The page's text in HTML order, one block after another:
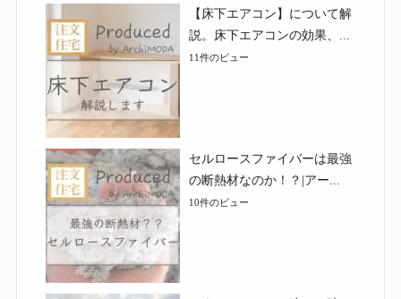
【床下エアコン】について解
説。床下エアコンの効果、...
11件のビュー
セルロースファイバーは最強
の断熱材なのか！？|アー...
10件のビュー